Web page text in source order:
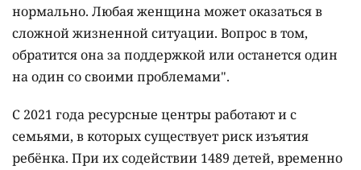
нормально. Любая женщина может оказаться в
сложной жизненной ситуации. Вопрос в том,
обратится она за поддержкой или останется один
на один со своими проблемами".
С 2021 года ресурсные центры работают и с
семьями, в которых существует риск изъятия
ребёнка. При их содействии 1489 детей, временно